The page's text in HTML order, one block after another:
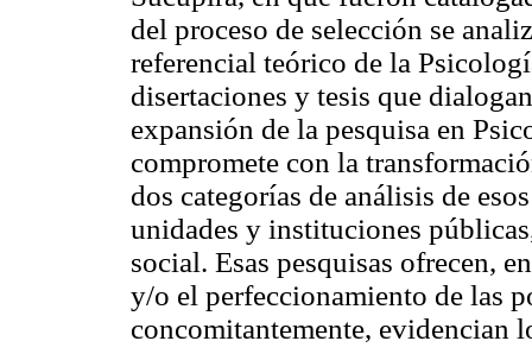
del proceso de selección se
referencial teórico de la
disertaciones y tesis que
expansión de la pesquisa en
compromete con la
dos categorías de análisis de
unidades y instituciones
social. Esas pesquisas ofrecen,
y/o el perfeccionamiento de las
concomitantemente, evidencian